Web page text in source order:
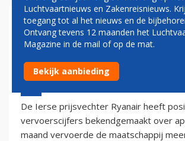
RYANAIR VERVOERT
PASSAGIERS IN APRIL
7 mei 2003 - 2:00
De Ierse prijsvechter Ryanair heeft
vervoerscijfers bekendgemaakt over
maand vervoerde de maatschappij
Luchtvaartnieuws en Zakenreisnieuws.
toegang tot al het nieuws en de
Ontvang tevens 12 maanden het
Magazine in de mail of op de mat.
Bekijk aanbieding